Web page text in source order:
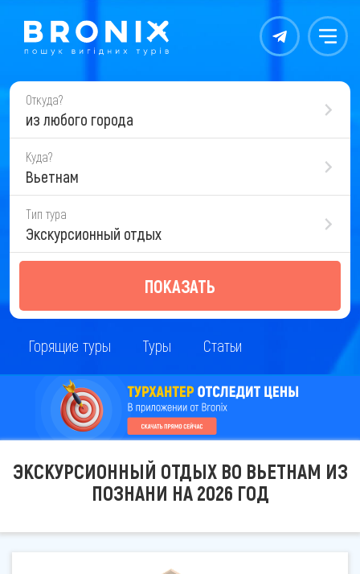
Контакты Меню
Откуда?
из любого города
Куда?
Вьетнам
Тип тура
Экскурсионный отдых
ПОКАЗАТЬ
Горящие туры Туры Статьи
ЭКСКУРСИОННЫЙ ОТДЫХ ВО ВЬЕТНАМ ИЗ
ПОЗНАНИ НА 2026 ГОД